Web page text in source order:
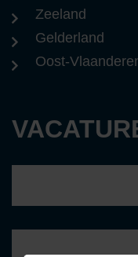
Zeeland
Gelderland
Oost-